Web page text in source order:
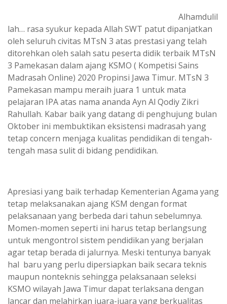
Alhamdulil
lah… rasa syukur kepada Allah SWT patut dipanjatkan
oleh seluruh civitas MTsN 3 atas prestasi yang telah
ditorehkan oleh salah satu peserta didik terbaik MTsN
3 Pamekasan dalam ajang KSMO ( Kompetisi Sains
Madrasah Online) 2020 Propinsi Jawa Timur. MTsN 3
Pamekasan mampu meraih juara 1 untuk mata
pelajaran IPA atas nama ananda Ayn Al Qodiy Zikri
Rahullah. Kabar baik yang datang di penghujung bulan
Oktober ini membuktikan eksistensi madrasah yang
tetap concern menjaga kualitas pendidikan di tengah-
tengah masa sulit di bidang pendidikan.
Apresiasi yang baik terhadap Kementerian Agama yang
tetap melaksanakan ajang KSM dengan format
pelaksanaan yang berbeda dari tahun sebelumnya.
Momen-momen seperti ini harus tetap berlangsung
untuk mengontrol sistem pendidikan yang berjalan
agar tetap berada di jalurnya. Meski tentunya banyak
hal baru yang perlu dipersiapkan baik secara teknis
maupun nonteknis sehingga pelaksanaan seleksi
KSMO wilayah Jawa Timur dapat terlaksana dengan
lancar dan melahirkan juara-juara yang berkualitas